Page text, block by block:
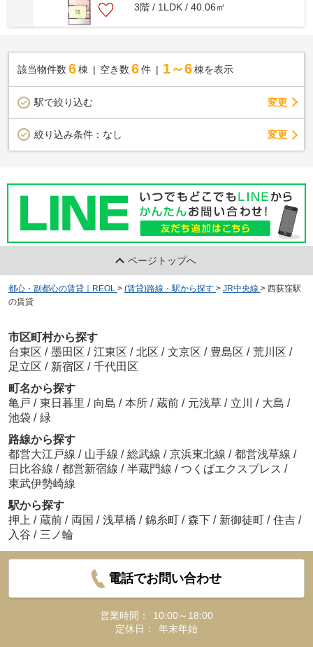
3階 / 1LDK / 40.06㎡
該当物件数 6棟 空き数 6 件 1～6 棟を表示
駅で絞り込む 変更
絞り込み条件： なし 変更
ページトップへ
都心・副都心の賃貸｜REOL > (賃貸)路線・駅から探す > JR中央線 > 西荻窪駅
の賃貸
市区町村から探す
台東区 / 墨田区 / 江東区 / 北区 / 文京区 / 豊島区 / 荒川区 /
足立区 / 新宿区 / 千代田区
町名から探す
亀戸 / 東日暮里 / 向島 / 本所 / 蔵前 / 元浅草 / 立川 / 大島 /
池袋 / 緑
路線から探す
都営大江戸線 / 山手線 / 総武線 / 京浜東北線 / 都営浅草線 /
日比谷線 / 都営新宿線 / 半蔵門線 / つくばエクスプレス /
東武伊勢崎線
駅から探す
押上 / 蔵前 / 両国 / 浅草橋 / 錦糸町 / 森下 / 新御徒町 / 住吉 /
入谷 / 三ノ輪
電話でお問い合わせ
営業時間：
10:00～18:00
定休日：
年末年始